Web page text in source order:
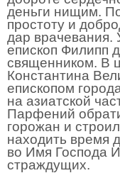
деньги нищим.
простоту и
дар
епископ Филипп
священником. В
Константина
епископом
на азиатской
Парфений
горожан и
находить время
во Имя Господа
страждущих.